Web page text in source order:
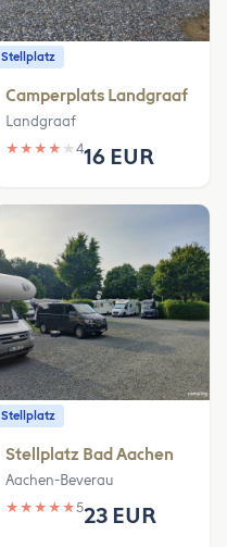
Stellplatz
Camperplats Landgraaf
Landgraaf
★ ★ ★ ★ ★ 416 EUR
Stellplatz
Stellplatz Bad Aachen
Aachen-Beverau
★ ★ ★ ★ ★523 EUR